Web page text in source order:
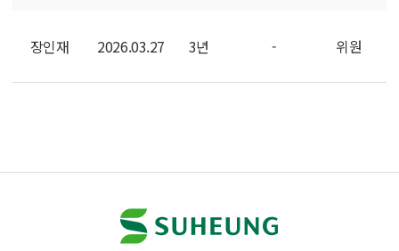
장인재 2026.03.27 3년 - 위원